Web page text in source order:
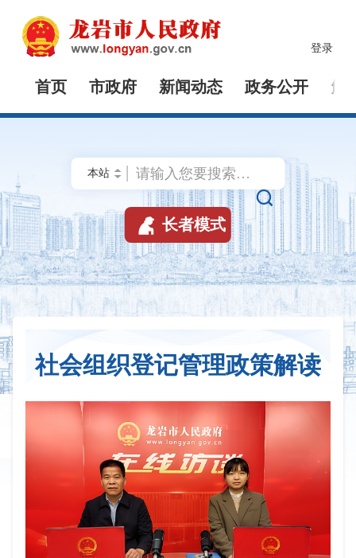
登录
首页 市政府 新闻动态 政务公开 解

 长者模式
社会组织登记管理政策解读